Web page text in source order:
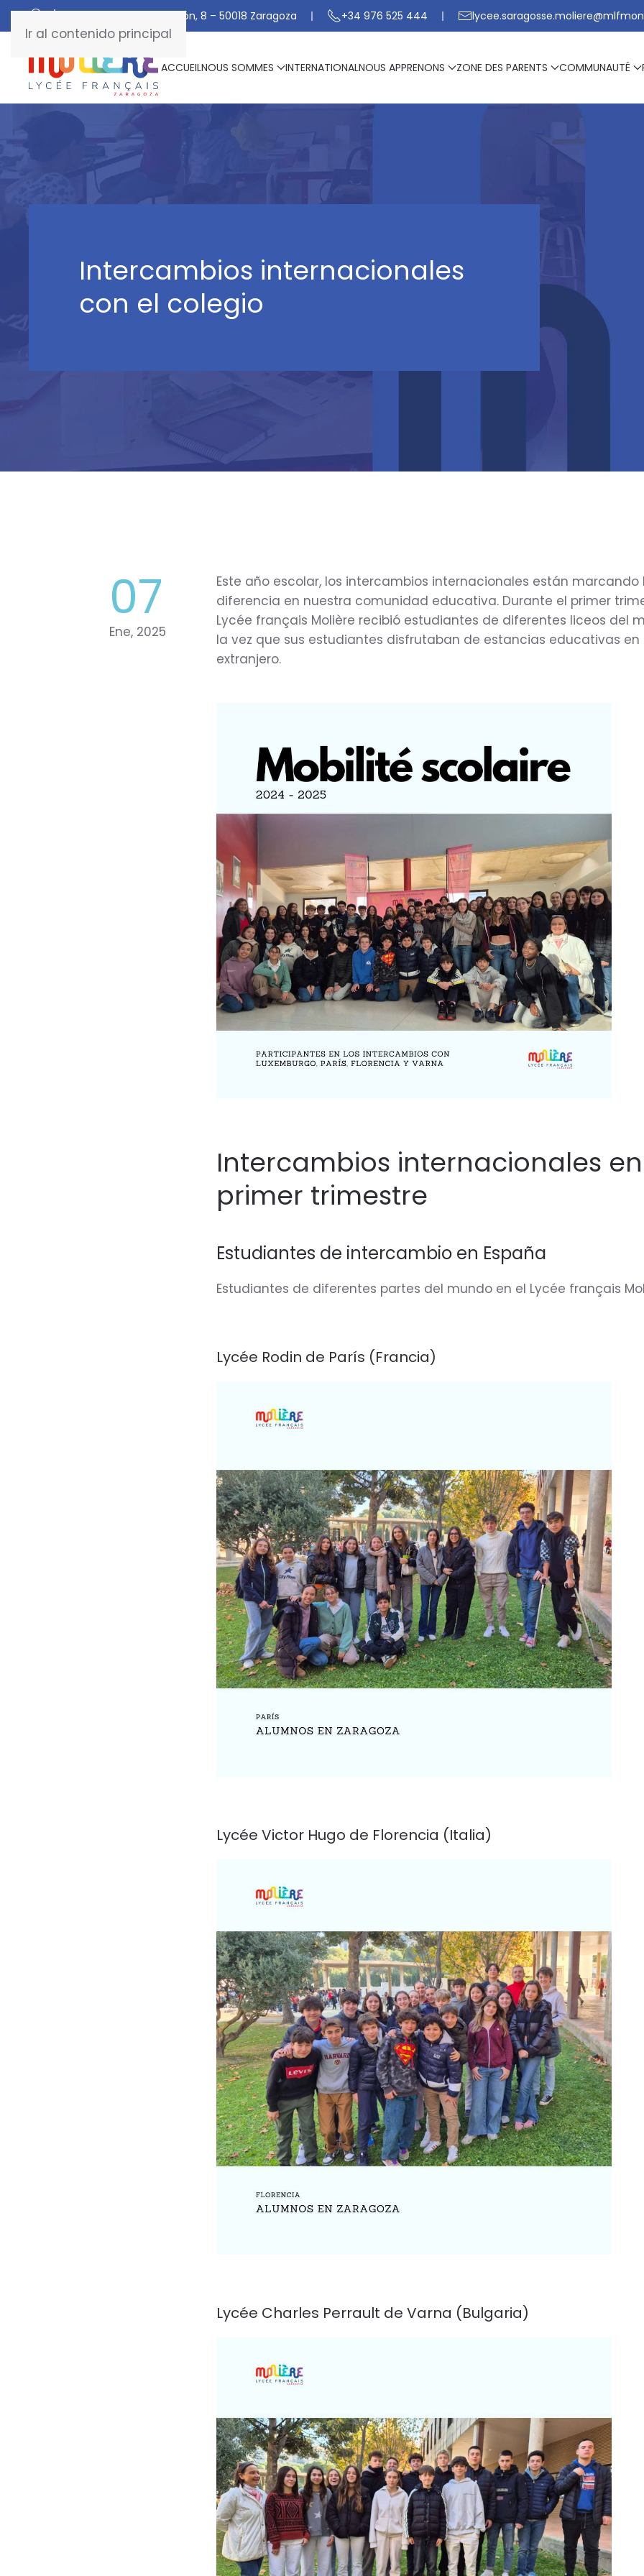
Ir al contenido principal
C/ De Manuel Marraco Ramón, 8 – 50018 Zaragoza +34 976 525 444
ACCUEILNOUS SOMMES INTERNATIONALNOUS APPRENONS ZONE DES PARENTS COMMUNAUTÉ
Intercambios internacionales
con el colegio
07
Ene, 2025
Este año escolar, los intercambios internacionales están marcando
diferencia en nuestra comunidad educativa. Durante el primer
Lycée français Molière recibió estudiantes de diferentes liceos del
la vez que sus estudiantes disfrutaban de estancias educativas en
extranjero.
Intercambios internacionales
primer trimestre
Estudiantes de intercambio en España
Estudiantes de diferentes partes del mundo en el Lycée français
Lycée Rodin de París (Francia)
Lycée Victor Hugo de Florencia (Italia)
Lycée Charles Perrault de Varna (Bulgaria)